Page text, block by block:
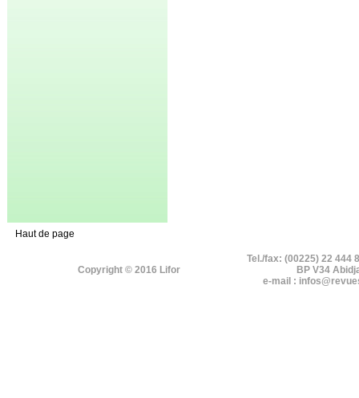
Haut de page
Copyright © 2016 Lifor
Tel./fax: (00225) 22 444
BP V34
e-mail :